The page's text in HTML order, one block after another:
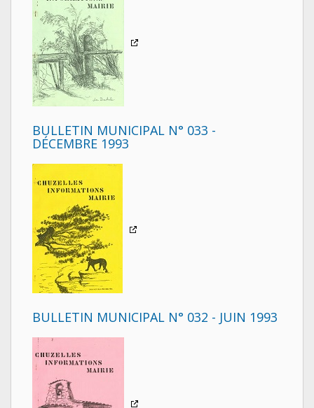
BULLETIN MUNICIPAL N° 033 -
DÉCEMBRE 1993
BULLETIN MUNICIPAL N° 032 - JUIN 1993